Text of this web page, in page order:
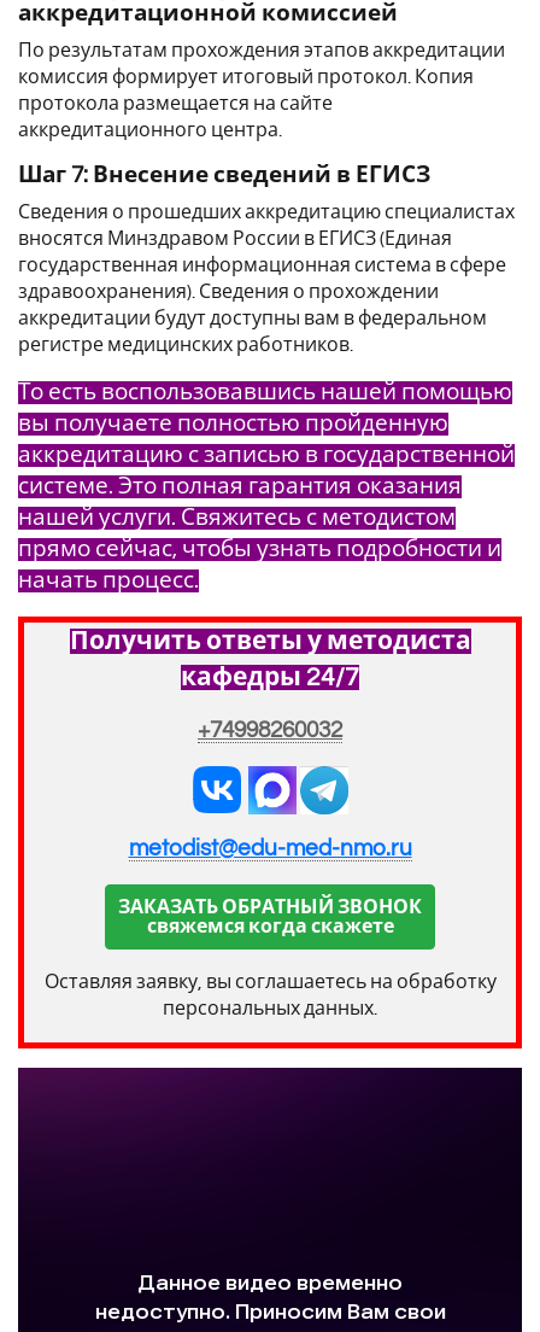
аккредитационной комиссией
По результатам прохождения этапов аккредитации
комиссия формирует итоговый протокол. Копия
протокола размещается на сайте
аккредитационного центра.
Шаг 7: Внесение сведений в ЕГИСЗ
Сведения о прошедших аккредитацию специалистах
вносятся Минздравом России в ЕГИСЗ (Единая
государственная информационная система в сфере
здравоохранения). Сведения о прохождении
аккредитации будут доступны вам в федеральном
регистре медицинских работников.
То есть воспользовавшись нашей помощью
вы получаете полностью пройденную
аккредитацию с записью в государственной
системе. Это полная гарантия оказания
нашей услуги. Свяжитесь с методистом
прямо сейчас, чтобы узнать подробности и
начать процесс.
Получить ответы у методиста
кафедры 24/7
+74998260032
metodist@edu-med-nmo.ru
ЗАКАЗАТЬ ОБРАТНЫЙ ЗВОНОК
свяжемся когда скажете
Оставляя заявку, вы соглашаетесь на обработку
персональных данных.